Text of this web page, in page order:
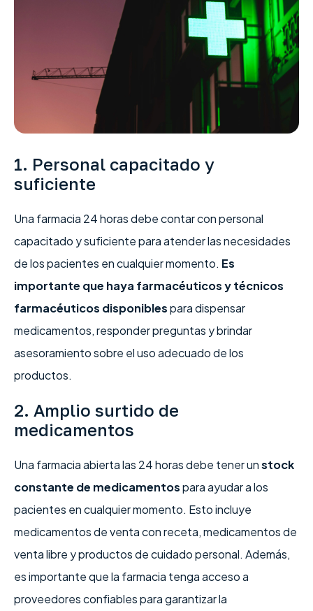
1. Personal capacitado y
suficiente
Una farmacia 24 horas debe contar con personal
capacitado y suficiente para atender las necesidades
de los pacientes en cualquier momento. Es
importante que haya farmacéuticos y técnicos
farmacéuticos disponiblespara dispensar
medicamentos, responder preguntas y brindar
asesoramiento sobre el uso adecuado de los
productos.
2. Amplio surtido de
medicamentos
Una farmacia abierta las 24 horas debe tener unstock
constante de medicamentospara ayudar a los
pacientes en cualquier momento. Esto incluye
medicamentos de venta con receta, medicamentos de
venta libre y productos de cuidado personal. Además,
es importante que la farmacia tenga acceso a
proveedores confiables para garantizar la